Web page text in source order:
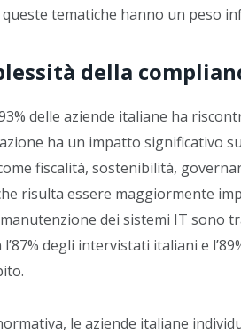
tematiche hanno un peso
della
delle aziende italiane ha
ha un impatto significativo
fiscalità, sostenibilità,
risulta essere maggiormente
dei sistemi IT sono
degli intervistati italiani e
le aziende italiane